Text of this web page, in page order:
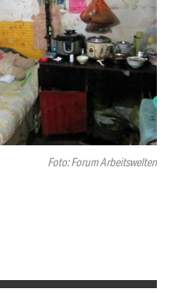
Foto: Forum Arbeitswelten